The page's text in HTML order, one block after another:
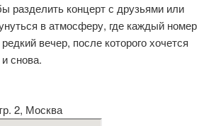
разделить концерт с друзьями или
в атмосферу, где каждый номер
вечер, после которого хочется
снова.
2, Москва